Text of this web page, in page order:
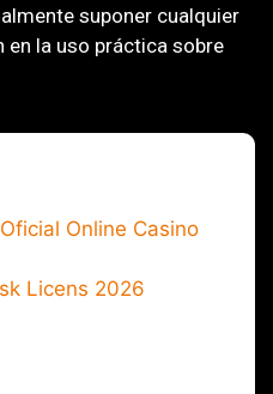
suponer cualquier
la uso práctica sobre
Online Casino
Licens 2026